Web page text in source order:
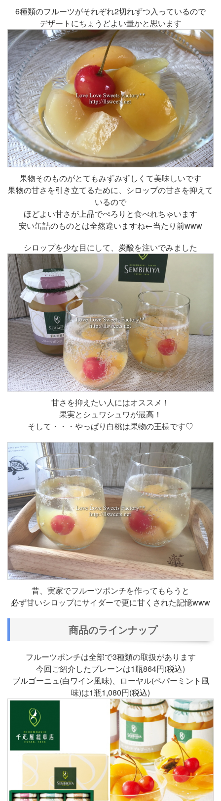
6種類のフルーツがそれぞれ2切れずつ入っているので
デザートにちょうどよい量かと思います
果物そのものがとてもみずみずしくて美味しいです
果物の甘さを引き立てるために、シロップの甘さを抑えて
いるので
ほどよい甘さが上品でぺろりと食べれちゃいます
安い缶詰のものとは全然違いますね←当たり前www
シロップを少な目にして、炭酸を注いでみました
甘さを抑えたい人にはオススメ！
果実とシュワシュワが最高！
そして・・・やっぱり白桃は果物の王様です♡
昔、実家でフルーツポンチを作ってもらうと
必ず甘いシロップにサイダーで更に甘くされた記憶www
商品のラインナップ
フルーツポンチは全部で3種類の取扱があります
今回ご紹介したプレーンは1瓶864円(税込)
ブルゴーニュ(白ワイン風味)、ローヤル(ペパーミント風
味)は1瓶1,080円(税込)